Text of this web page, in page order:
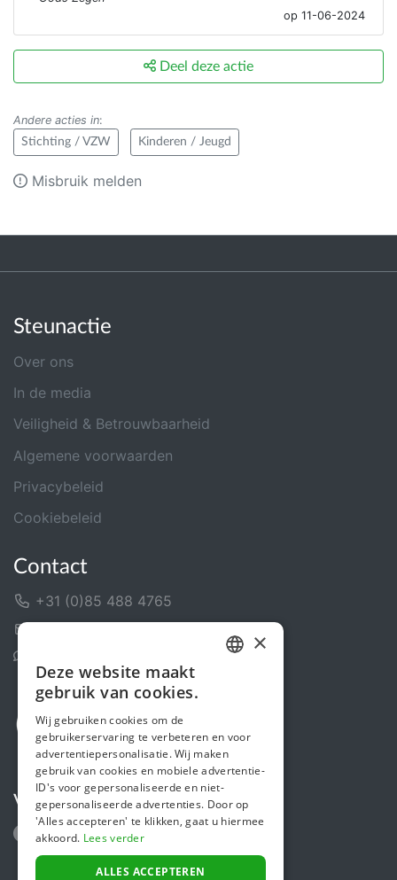
op 11-06-2024
Deel deze actie
Andere acties in:
Stichting / VZW Kinderen / Jeugd
Misbruik melden
Steunactie
Over ons
In de media
Veiligheid & Betrouwbaarheid
Algemene voorwaarden
Privacybeleid
Cookiebeleid
Contact
+31 (0)85 488 4765
Volg ons
ENGLISH
×
Deze website maakt
gebruik van cookies.
Wij gebruiken cookies om de
gebruikerservaring te verbeteren en voor
advertentiepersonalisatie. Wij maken
gebruik van cookies en mobiele advertentie-
ID's voor gepersonaliseerde en niet-
gepersonaliseerde advertenties. Door op
'Alles accepteren' te klikken, gaat u hiermee
akkoord. Lees verder
ALLES ACCEPTEREN